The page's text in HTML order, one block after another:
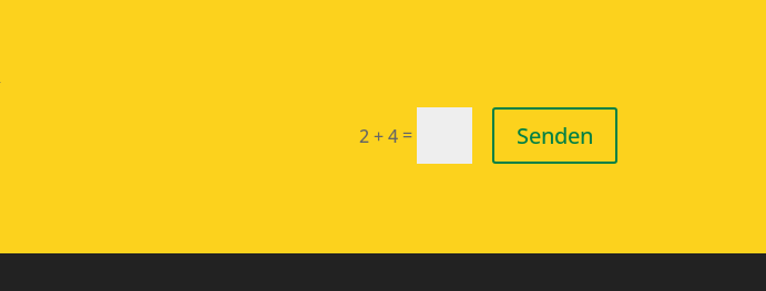
2 + 4= Senden